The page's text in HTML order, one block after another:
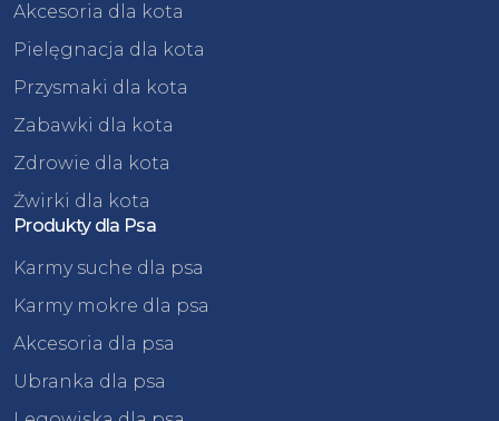
Akcesoria dla kota
Pielęgnacja dla kota
Przysmaki dla kota
Zabawki dla kota
Zdrowie dla kota
Żwirki dla kota
Produkty dla Psa
Karmy suche dla psa
Karmy mokre dla psa
Akcesoria dla psa
Ubranka dla psa